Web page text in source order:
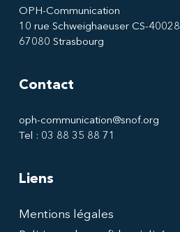
OPH-Communication
10 rue Schweighaeuser CS-40028
67080 Strasbourg
Contact
oph-communication@snof.org
Tel : 03 88 35 88 71
Liens
Mentions légales